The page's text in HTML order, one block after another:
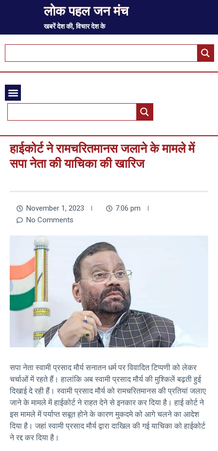
लोक पहल जन मंच
खबरें देश की, विचार देश के
हाईकोर्ट ने रामचरितमानस जलाने के मामले में
सपा नेता की याचिका की खारिज
November 1, 2023
7:06 pm
No Comments
सपा नेता स्वामी प्रसाद मौर्य सनातन धर्म पर विवादित टिप्पणी को लेकर
चर्चाओं में रहते हैं। हालांकि अब स्वामी प्रसाद मौर्य की मुश्किलें बढ़ती हुई
दिखाई दे रही हैं। स्वामी प्रसाद मौर्य को रामचरितमानस की प्रतियां जलाए
जाने के मामले में हाईकोर्ट ने राहत देने से इनकार कर दिया है। हाई कोर्ट ने
इस मामले में पर्याप्त सबूत होने के कारण मुकदमे को आगे चलने का आदेश
दिया है। जहां स्वामी प्रसाद मौर्य द्वारा दाखिल की गई याचिका को हाईकोर्ट
ने रद्द कर दिया है।